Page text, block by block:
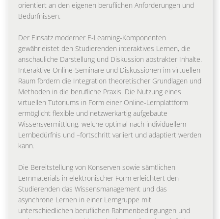
orientiert an den eigenen beruflichen Anforderungen und
Bedürfnissen.
Der Einsatz moderner E-Learning-Komponenten
gewährleistet den Studierenden interaktives Lernen, die
anschauliche Darstellung und Diskussion abstrakter Inhalte.
Interaktive Online-Seminare und Diskussionen im virtuellen
Raum fördern die Integration theoretischer Grundlagen und
Methoden in die berufliche Praxis. Die Nutzung eines
virtuellen Tutoriums in Form einer Online-Lernplattform
ermöglicht flexible und netzwerkartig aufgebaute
Wissensvermittlung, welche optimal nach individuellem
Lernbedürfnis und –fortschritt variiert und adaptiert werden
kann.
Die Bereitstellung von Konserven sowie sämtlichen
Lernmaterials in elektronischer Form erleichtert den
Studierenden das Wissensmanagement und das
asynchrone Lernen in einer Lerngruppe mit
unterschiedlichen beruflichen Rahmenbedingungen und